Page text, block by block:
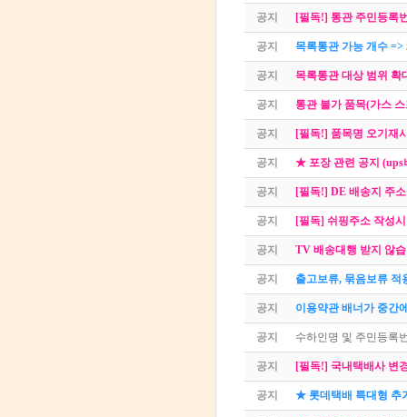
공지 [필독!] 통관 주민등록
공지 목록통관 가능 개수 =>
공지 목록통관 대상 범위 확
공지 통관 불가 품목(가스
공지 [필독!] 품목명 오기재
공지 ★ 포장 관련 공지 (ups
공지 [필독!] DE 배송지 주
공지 [필독] 쉬핑주소 작성
공지 TV 배송대행 받지 않
공지 출고보류, 묶음보류 적
공지 이용약관 배너가 중간
공지 수하인명 및 주민등록
공지 [필독!] 국내택배사 변
공지 ★ 롯데택배 특대형 추